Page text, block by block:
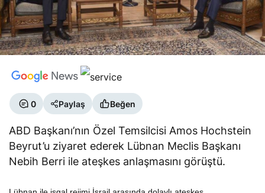
0 Paylaş Beğen
ABD Başkanı’nın Özel Temsilcisi Amos Hochstein
Beyrut’u ziyaret ederek Lübnan Meclis Başkanı
Nebih Berri ile ateşkes anlaşmasını görüştü.
Lübnan ile işgal rejimi İsrail arasında dolaylı ateşkes